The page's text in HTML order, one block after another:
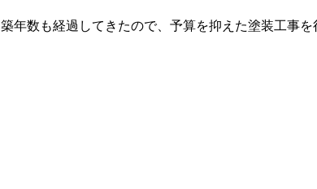
築年数も経過してきたので、予算を抑えた塗装工事を